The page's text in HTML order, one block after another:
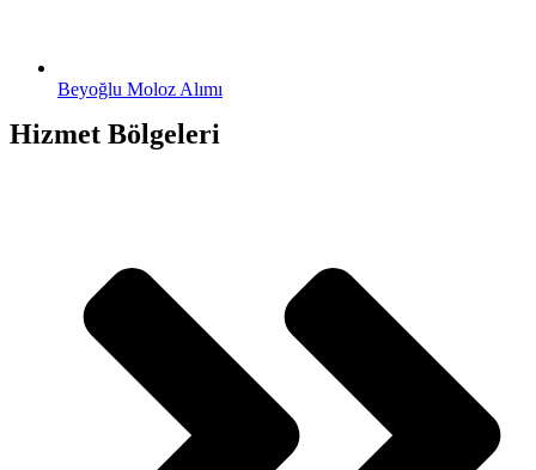
Beyoğlu Moloz Alımı
Hizmet Bölgeleri